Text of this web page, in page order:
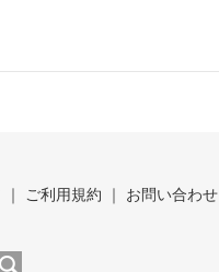
ご利用規約 お問い合わせ